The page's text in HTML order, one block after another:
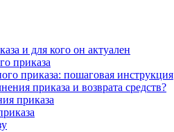
и для кого он актуален
приказа
приказа: пошаговая инструкция
приказа и возврата средств?
приказа